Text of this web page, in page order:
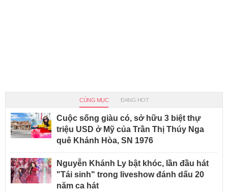
CÙNG MỤC ĐANG HOT
Cuộc sống giàu có, sở hữu 3 biệt thự
triệu USD ở Mỹ của Trần Thị Thúy Nga
quê Khánh Hòa, SN 1976
Nguyễn Khánh Ly bật khóc, lần đầu hát
"Tái sinh" trong liveshow đánh dấu 20
năm ca hát